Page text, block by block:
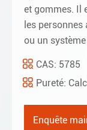
et gommes. Il
les
ou un
CAS: 5785
Pureté:
Enquête